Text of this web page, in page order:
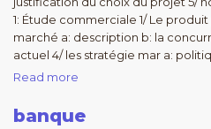
1: Étude commerciale 1/ Le
marché a: description b: la
actuel 4/ les stratégie mar a:
Read more
banque